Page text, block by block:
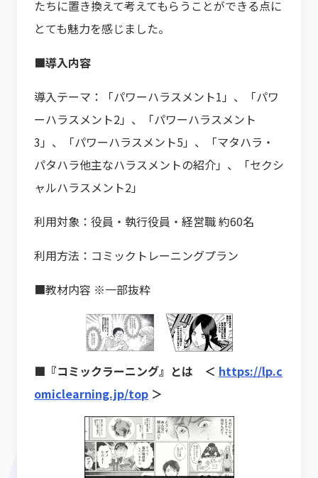
たちに置き換えて考えてもらうことができる点に
とても魅力を感じました。
■導入内容
導入テーマ：「パワーハラスメント1」、「パワ
ーハラスメント2」、「パワーハラスメント
3」、「パワーハラスメント5」、「マタハラ・
パタハラ他主なハラスメントの紹介」、「セクシ
ャルハラスメント2」
利用対象：役員・執行役員・経営職 約60名
利用方法：コミックトレーニングプラン
■教材内容 ※一部抜粋
■『コミックラーニング』とは ＜ https://lp.c
omiclearning.jp/top ＞